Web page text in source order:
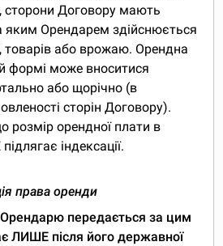
сторони Договору мають
яким Орендарем здійснюється
товарів або врожаю. Орендна
формі може вноситися
або щорічно (в
сторін Договору).
розмір орендної плати в
індексації.
права оренди
передається за цим
ЛИШЕ після його державної